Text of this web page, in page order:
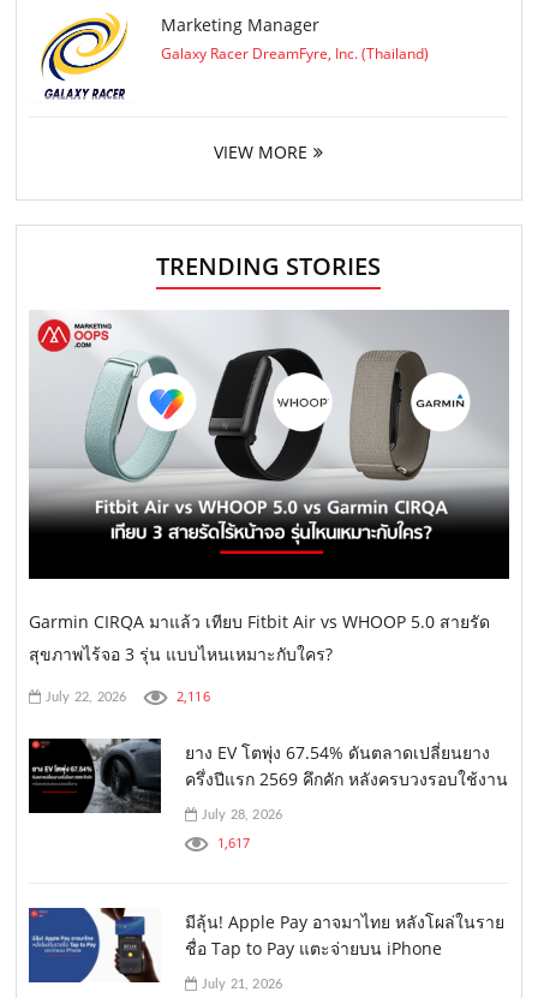
Marketing Manager
Galaxy Racer DreamFyre, Inc. (Thailand)
VIEW MORE
TRENDING STORIES
Garmin CIRQA มาแล้ว เทียบ Fitbit Air vs WHOOP 5.0 สายรัด
สุขภาพไร้จอ 3 รุ่น แบบไหนเหมาะกับใคร?
July 22, 2026 2,116
ยาง EV โตพุ่ง 67.54% ดันตลาดเปลี่ยนยาง
ครึ่งปีแรก 2569 คึกคัก หลังครบวงรอบใช้งาน
July 28, 2026
1,617
มีลุ้น! Apple Pay อาจมาไทย หลังโผล่ในราย
ชื่อ Tap to Pay แตะจ่ายบน iPhone
July 21, 2026